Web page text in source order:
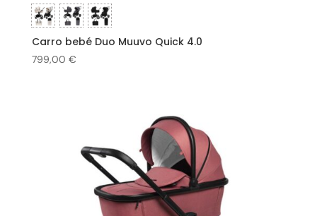
Carro bebé Duo Muuvo Quick 4.0
799,00 €